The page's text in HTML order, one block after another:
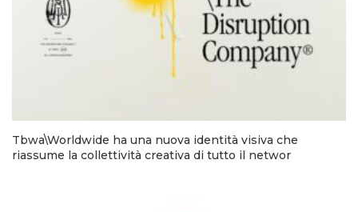
Tbwa\Worldwide ha una nuova identità visiva che
riassume la collettività creativa di tutto il networ